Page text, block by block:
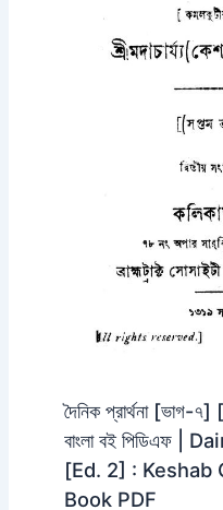
দৈনিক প্রার্থনা [ভাগ-
বাংলা বই পিডিএফ
[Ed. 2] : Keshab
Book PDF